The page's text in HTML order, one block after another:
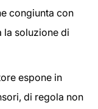
congiunta con
la soluzione di
espone in
di regola non